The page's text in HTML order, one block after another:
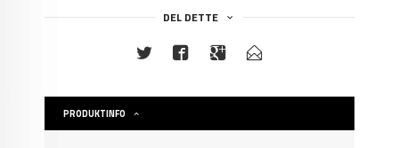
DEL DETTE
PRODUKTINFO